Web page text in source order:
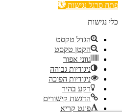
פתח סרגל נגישות
כלי נגישות
הגדל טקסט
הקטן טקסט
גווני אפור
ניגודיות גבוהה
ניגודיות הפוכה
רקע בהיר
הדגשת קישורים
פונט קריא